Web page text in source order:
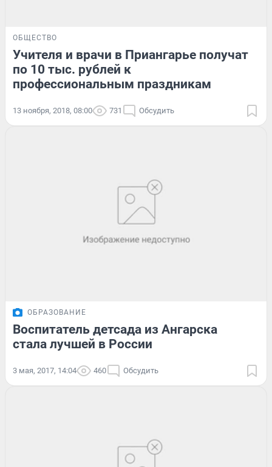
ОБЩЕСТВО
Учителя и врачи в Приангарье получат
по 10 тыс. рублей к
профессиональным праздникам
13 ноября, 2018, 08:00 731 Обсудить
ОБРАЗОВАНИЕ
Воспитатель детсада из Ангарска
стала лучшей в России
3 мая, 2017, 14:04 460 Обсудить